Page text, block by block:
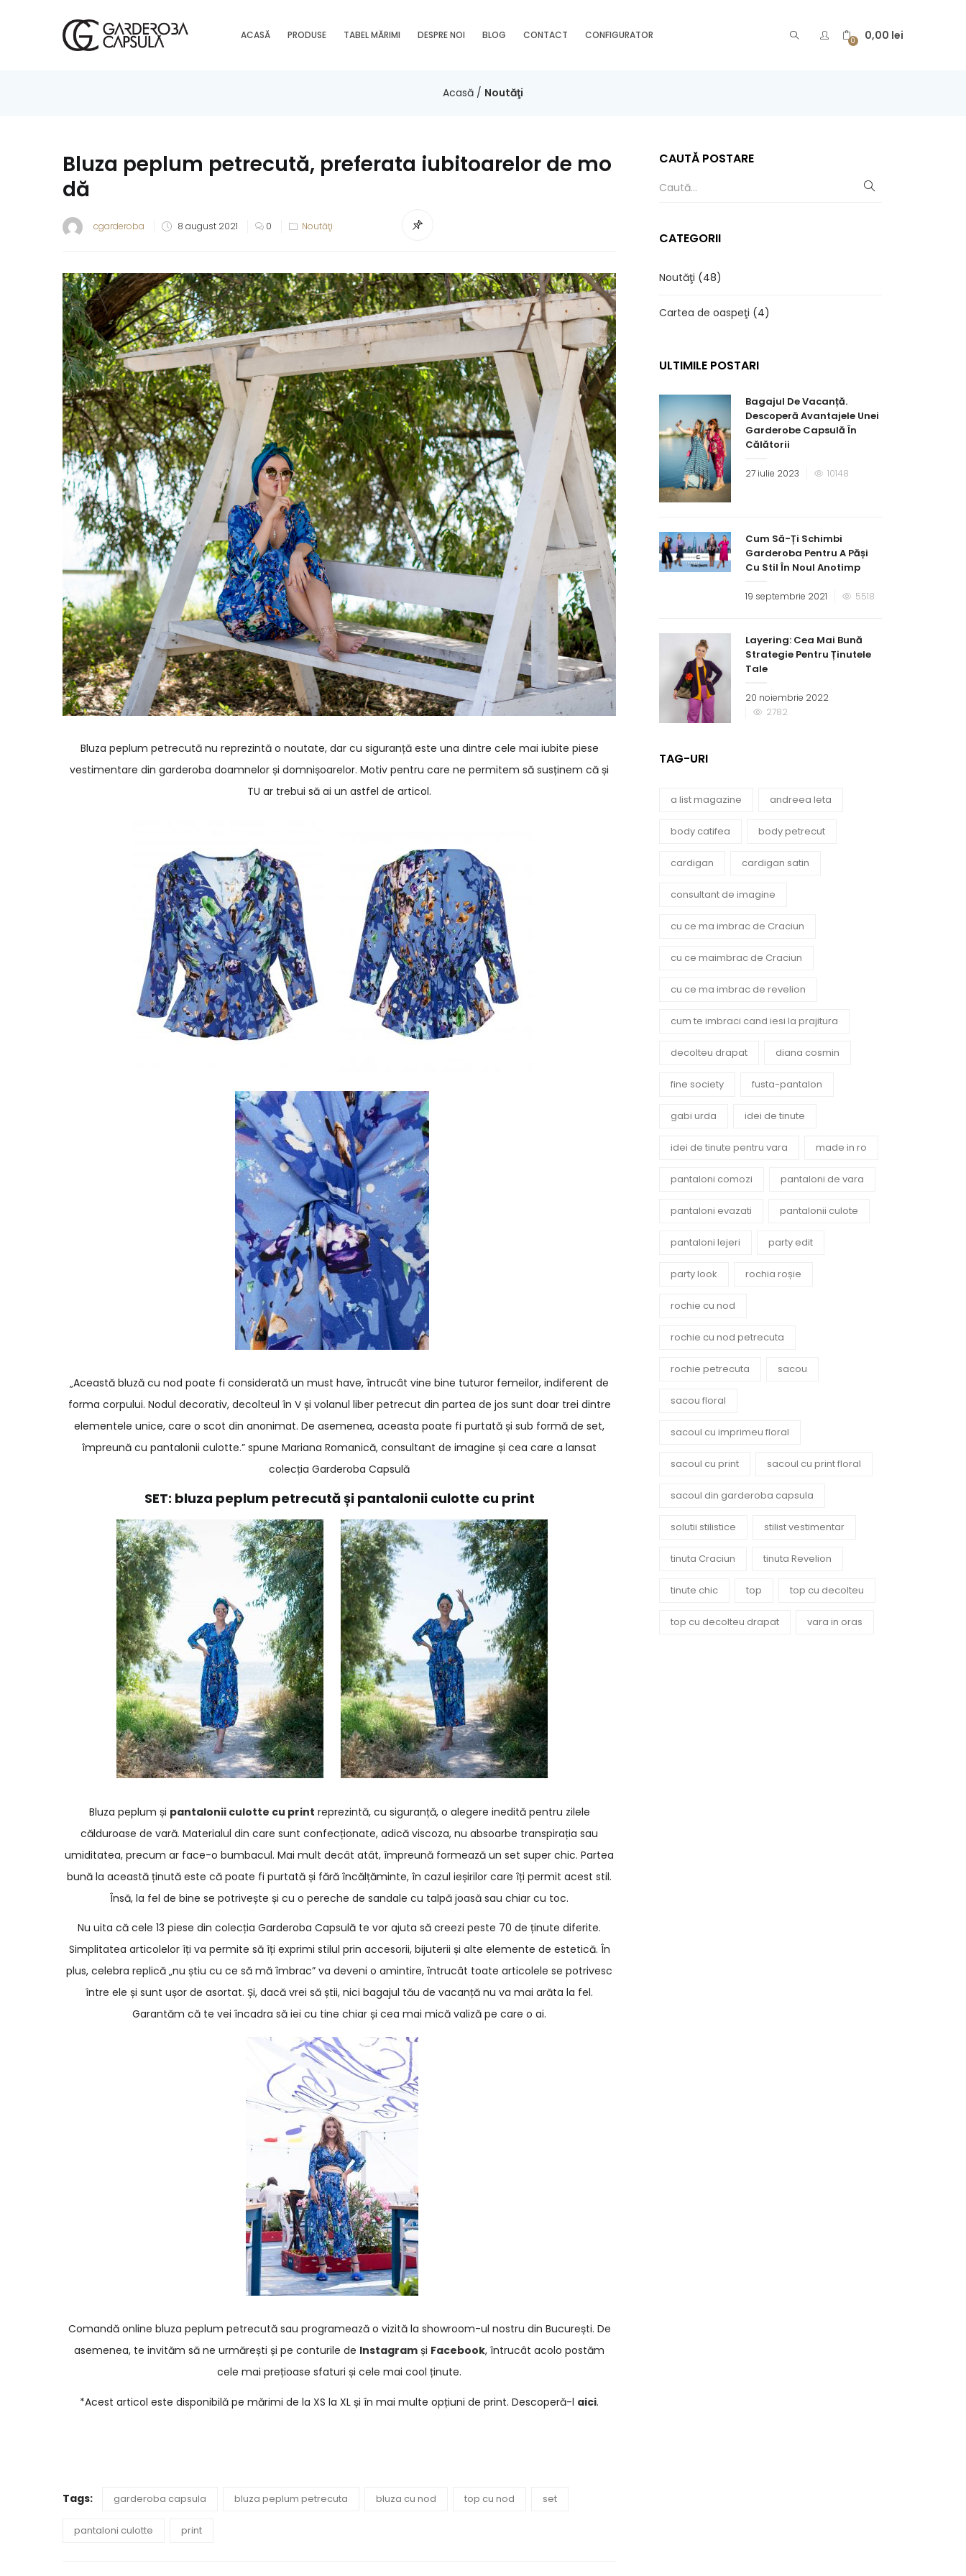
ACASĂ PRODUSE TABEL MĂRIMI DESPRE NOI BLOG CONTACT CONFIGURATOR 0 0,00 lei
Acasă / Noutăţi
Bluza peplum petrecută, preferata iubitoarelor de mo
dă
cgarderoba 8 august 2021 0 Noutăţi
Bluza peplum petrecută nu reprezintă o noutate, dar cu siguranță este una dintre cele mai iubite piese
vestimentare din garderoba doamnelor și domnișoarelor. Motiv pentru care ne permitem să susținem că și
TU ar trebui să ai un astfel de articol.
„Această bluză cu nod poate fi considerată un must have, întrucât vine bine tuturor femeilor, indiferent de
forma corpului. Nodul decorativ, decolteul în V și volanul liber petrecut din partea de jos sunt doar trei dintre
elementele unice, care o scot din anonimat. De asemenea, aceasta poate fi purtată și sub formă de set,
împreună cu pantalonii culotte.” spune Mariana Romanică, consultant de imagine și cea care a lansat
colecția Garderoba Capsulă
SET: bluza peplum petrecută și pantalonii culotte cu print
Bluza peplum și pantalonii culotte cu print reprezintă, cu siguranță, o alegere inedită pentru zilele
călduroase de vară. Materialul din care sunt confecționate, adică viscoza, nu absoarbe transpirația sau
umiditatea, precum ar face-o bumbacul. Mai mult decât atât, împreună formează un set super chic. Partea
bună la această ținută este că poate fi purtată și fără încălțăminte, în cazul ieșirilor care îți permit acest stil.
Însă, la fel de bine se potrivește și cu o pereche de sandale cu talpă joasă sau chiar cu toc.
Nu uita că cele 13 piese din colecția Garderoba Capsulă te vor ajuta să creezi peste 70 de ținute diferite.
Simplitatea articolelor îți va permite să îți exprimi stilul prin accesorii, bijuterii și alte elemente de estetică. În
plus, celebra replică „nu știu cu ce să mă îmbrac” va deveni o amintire, întrucât toate articolele se potrivesc
între ele și sunt ușor de asortat. Și, dacă vrei să știi, nici bagajul tău de vacanță nu va mai arăta la fel.
Garantăm că te vei încadra să iei cu tine chiar și cea mai mică valiză pe care o ai.
Comandă online bluza peplum petrecută sau programează o vizită la showroom-ul nostru din București. De
asemenea, te invităm să ne urmărești și pe conturile de Instagram și Facebook, întrucât acolo postăm
cele mai prețioase sfaturi și cele mai cool ținute.
*Acest articol este disponibilă pe mărimi de la XS la XL și în mai multe opțiuni de print. Descoperă-l aici.
Tags: garderoba capsula bluza peplum petrecuta bluza cu nod top cu nod set
pantaloni culotte print
CAUTĂ POSTARE
CATEGORII
Noutăţi (48)
Cartea de oaspeţi (4)
ULTIMILE POSTARI
Bagajul De Vacanță.
Descoperă Avantajele Unei
Garderobe Capsulă În
Călătorii
27 iulie 2023 10148
Cum Să-Ți Schimbi
Garderoba Pentru A Păși
Cu Stil În Noul Anotimp
19 septembrie 2021 5518
Layering: Cea Mai Bună
Strategie Pentru Ținutele
Tale
20 noiembrie 2022
2782
TAG-URI
a list magazine andreea leta
body catifea body petrecut
cardigan cardigan satin
consultant de imagine
cu ce ma imbrac de Craciun
cu ce maimbrac de Craciun
cu ce ma imbrac de revelion
cum te imbraci cand iesi la prajitura
decolteu drapat diana cosmin
fine society fusta-pantalon
gabi urda idei de tinute
idei de tinute pentru vara made in ro
pantaloni comozi pantaloni de vara
pantaloni evazati pantalonii culote
pantaloni lejeri party edit
party look rochia roșie
rochie cu nod
rochie cu nod petrecuta
rochie petrecuta sacou
sacou floral
sacoul cu imprimeu floral
sacoul cu print sacoul cu print floral
sacoul din garderoba capsula
solutii stilistice stilist vestimentar
tinuta Craciun tinuta Revelion
tinute chic top top cu decolteu
top cu decolteu drapat vara in oras